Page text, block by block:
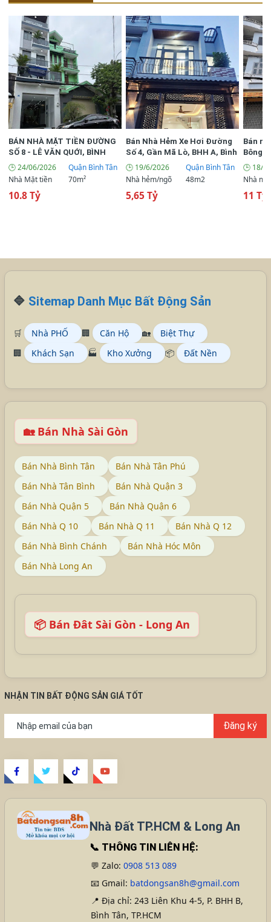
0908****** 📞 Gọi ngay 💬 Zalo
🔗 Xem thêm
📌 Sitemap Nhà Đất
🏡 Nhà Bán Sài Gòn
📌 Đất Bán Sài Gòn, Long An
📌Nhà đất quận Bình Tân
BÁN NHÀ MẶT TIỀN ĐƯỜNG
SỐ 8 - LÊ VĂN QUỚI, BÌNH
TÂN | 4 TẦNG | 70M² | CHỈ 10.8
TỶ
🕒 24/06/2026
Quận Bình Tân
Nhà Mặt tiền
70m²
10.8 Tỷ
Bán Nhà Hẻm Xe Hơi Đường
Số 4, Gần Mã Lò, BHH A, Bình
Tân
🕒 19/6/2026
Quận Bình Tân
Nhà hẻm/ngõ
48m2
5,65 Tỷ
Bán
Bông
lưng
🕒 18/
Nhà
11
🔷 Sitemap Danh Mục Bất Động Sản
🛒 Nhà PHỐ 🏢 Căn Hộ 🏡
Biệt Thự
🏢
Khách Sạn 🏭 Kho Xưởng 📦 Đất Nền
🏡 Bán Nhà Sài Gòn
Bán Nhà Bình Tân
Bán Nhà Tân Phú
Bán Nhà Tân Bình
Bán Nhà Quận 3
Bán Nhà Quận 5
Bán Nhà Quận 6
Bán Nhà Q 10
Bán Nhà Q 11
Bán Nhà Q 12
Bán Nhà Bình Chánh
Bán Nhà Hóc Môn
Bán Nhà Long An
📦 Bán Đât Sài Gòn - Long An
NHẬN TIN BẤT ĐỘNG SẢN GIÁ TỐT
Đăng ký
Nhà Đất TP.HCM & Long An
📞 THÔNG TIN LIÊN HỆ:
💬 Zalo: 0908 513 089
📧 Gmail: batdongsan8h@gmail.com
📍 Địa chỉ: 243 Liên Khu 4-5, P. BHH B,
Bình Tân, TP.HCM